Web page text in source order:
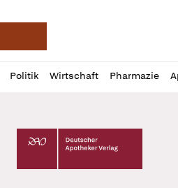
Deutsche Apotheker
Politik Wirtschaft Pharmazie
Profil
öffnen
Daz
Pur
Deutscher Apotheker Verlag